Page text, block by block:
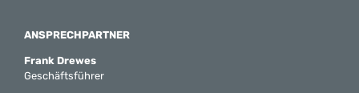
ANSPRECHPARTNER
Frank Drewes
Geschäftsführer